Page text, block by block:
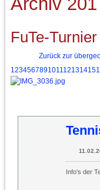
FuTe-Turnier
Zurück zur
1 234567891011 12131415
| Oliver
Info's der